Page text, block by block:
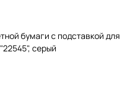
бумаги с подставкой для
серый